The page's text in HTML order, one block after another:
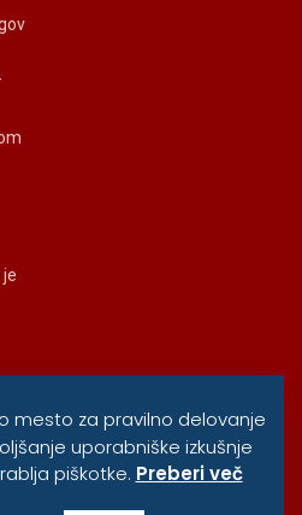
2020
mesto za pravilno delovanje
uporabniške izkušnje
piškotke. Preberi več